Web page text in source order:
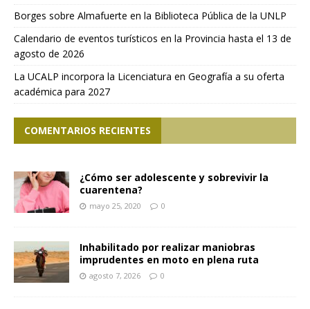
Borges sobre Almafuerte en la Biblioteca Pública de la UNLP
Calendario de eventos turísticos en la Provincia hasta el 13 de
agosto de 2026
La UCALP incorpora la Licenciatura en Geografía a su oferta
académica para 2027
COMENTARIOS RECIENTES
¿Cómo ser adolescente y sobrevivir la
cuarentena?
mayo 25, 2020 0
Inhabilitado por realizar maniobras
imprudentes en moto en plena ruta
agosto 7, 2026 0